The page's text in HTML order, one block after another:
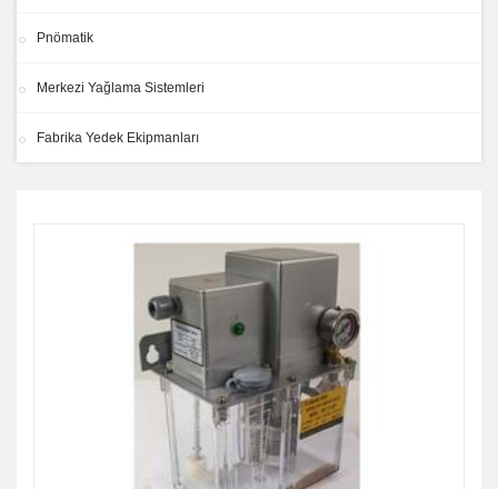
Pnömatik
Merkezi Yağlama Sistemleri
Fabrika Yedek Ekipmanları